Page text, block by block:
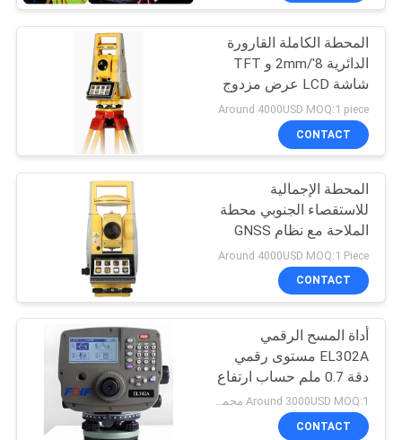
عمود تلسكوبي من
ألياف الكربون
11
طاقم التسوية
التلسكوبي
53
المحطة الكاملة القارورة
الدائرية 8'/2mm و TFT
شاشة LCD عرض مزدوج
محطة جنوب نافي لعملك
المسح
Around 4000USD MOQ:1 piece
CONTACT
المحطة الإجمالية
للاستقصاء الجنوبي محطة
الملاحة مع نظام GNSS
المتكامل 2000m EDM
بوصة شاشة لمس
Around 4000USD MOQ:1 Piece
CONTACT
أداة المسح الرقمي
EL302A مستوى رقمي
دقة 0.7 ملم حساب ارتفاع
وارتفاع دلتا تلقائي
Around 3000USD MOQ:1 مجموعة
CONTACT